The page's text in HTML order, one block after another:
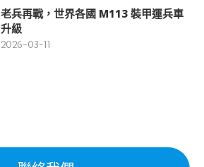
老兵再戰，世界各國 M113 裝甲運兵車
升級
2026-03-11